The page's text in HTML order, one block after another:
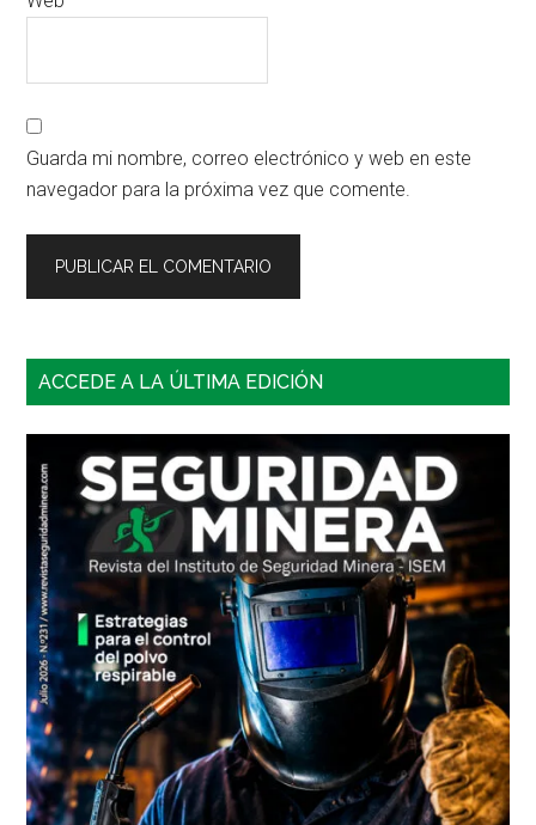
Guarda mi nombre, correo electrónico y web en este
navegador para la próxima vez que comente.
Barra
principal
ACCEDE A LA ÚLTIMA EDICIÓN